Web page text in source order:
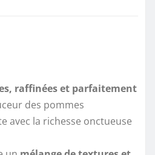
raffinées et parfaitement
des pommes
avec la richesse onctueuse